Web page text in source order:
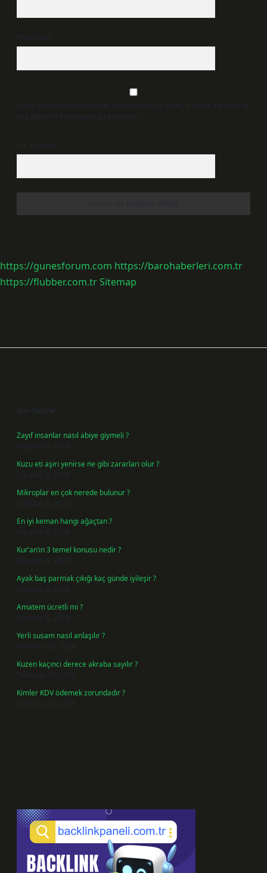
Web Sitesi
Daha sonraki yorumlarımda kullanılması için adım, e-posta adresim ve
site adresim bu tarayıcıya kaydedilsin.
6 + 2 kaçtır? *
https://gunesforum.com https://barohaberleri.com.tr
https://flubber.com.trSitemap
Son Yazılar
Zayıf insanlar nasıl abiye giymeli ?
Ağustos 9, 2026
Kuzu eti aşırı yenirse ne gibi zararları olur ?
Ağustos 8, 2026
Mikroplar en çok nerede bulunur ?
Ağustos 8, 2026
En iyi keman hangi ağaçtan ?
Ağustos 6, 2026
Kur’an’ın 3 temel konusu nedir ?
Ağustos 6, 2026
Ayak baş parmak çıkığı kaç günde iyileşir ?
Ağustos 5, 2026
Amatem ücretli mi ?
Ağustos 4, 2026
Yerli susam nasıl anlaşılır ?
Temmuz 29, 2026
Kuzen kaçıncı derece akraba sayılır ?
Temmuz 27, 2026
Kimler KDV ödemek zorundadır ?
Temmuz 25, 2026